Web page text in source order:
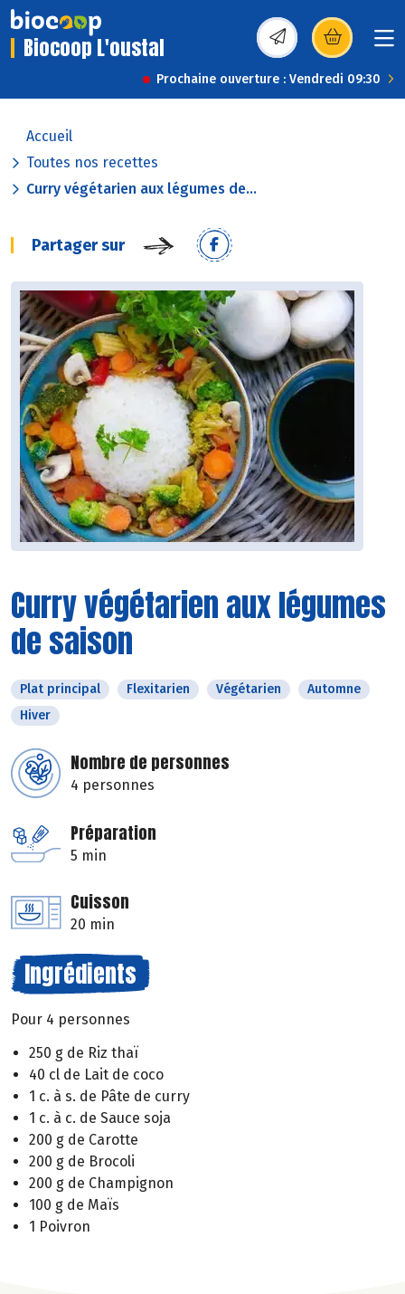
Biocoop L'oustal (s’ouvre dans une
Prochaine ouverture : Vendredi 09:30
Accueil
Toutes nos recettes
Curry végétarien aux légumes de...
Partager sur
Curry végétarien aux légumes
de saison
Plat principal Flexitarien Végétarien
Automne
Hiver
Nombre de personnes
4 personnes
Préparation
5 min
Cuisson
20 min
Ingrédients
Pour 4 personnes
250 g de Riz thaï
40 cl de Lait de coco
1 c. à s. de Pâte de curry
1 c. à c. de Sauce soja
200 g de Carotte
200 g de Brocoli
200 g de Champignon
100 g de Maïs
1 Poivron